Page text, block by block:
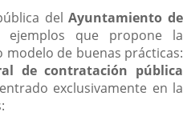
delAyuntamiento de
que propone la
de buenas prácticas:
de contratación pública
exclusivamente en la